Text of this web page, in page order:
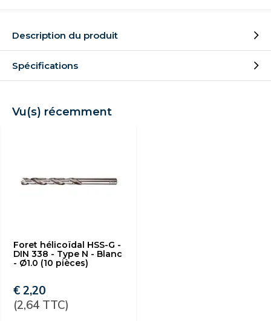
Description du produit
Spécifications
Vu(s) récemment
Foret hélicoïdal HSS-G -
DIN 338 - Type N - Blanc
- Ø1.0 (10 pièces)
€ 2,20
(2,64 TTC)